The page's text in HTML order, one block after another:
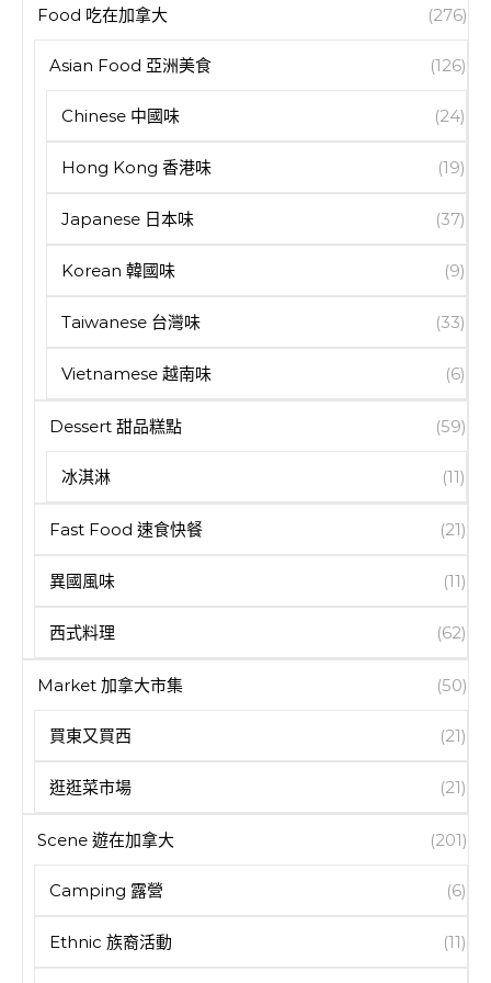
Food 吃在加拿大 (276)
Asian Food 亞洲美食 (126)
Chinese 中國味 (24)
Hong Kong 香港味 (19)
Japanese 日本味 (37)
Korean 韓國味 (9)
Taiwanese 台灣味 (33)
Vietnamese 越南味 (6)
Dessert 甜品糕點 (59)
冰淇淋 (11)
Fast Food 速食快餐 (21)
異國風味 (11)
西式料理 (62)
Market 加拿大市集 (50)
買東又買西 (21)
逛逛菜市場 (21)
Scene 遊在加拿大 (201)
Camping 露營 (6)
Ethnic 族裔活動 (11)